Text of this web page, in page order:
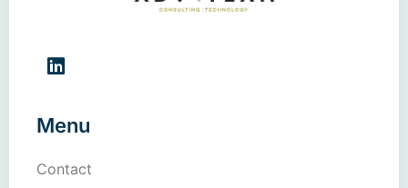
Menu
Contact